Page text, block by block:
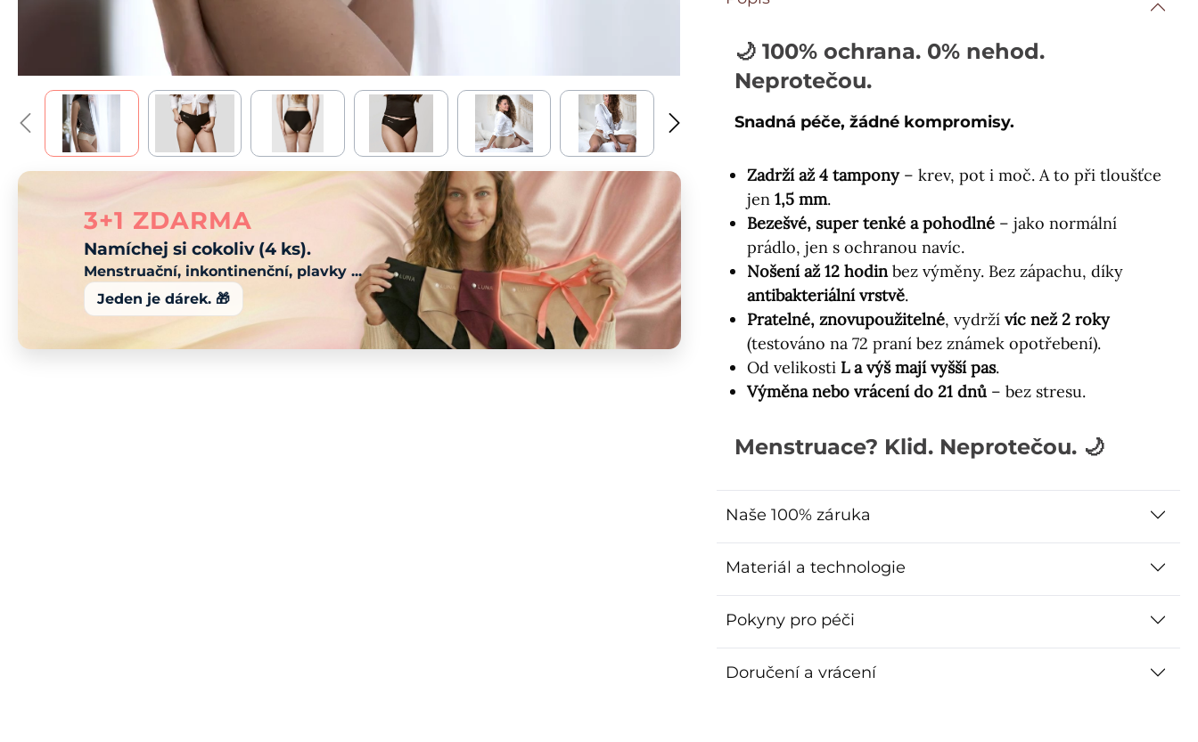
3+1 ZDARMA
Namíchej si cokoliv (4 ks).
Menstruační, inkontinenční, plavky ...
Jeden je dárek. 🎁
🌙 100% ochrana. 0% nehod.
Neprotečou.
Snadná péče, žádné kompromisy.
Zadrží až 4 tampony– krev, pot i moč. A to při tloušťce
jen 1,5 mm.
Bezešvé, super tenké a pohodlné – jako normální
prádlo, jen s ochranou navíc.
Nošení až 12 hodinbez výměny. Bez zápachu, díky
antibakteriální vrstvě.
Pratelné, znovupoužitelné, vydrží víc než 2 roky
(testováno na 72 praní bez známek opotřebení).
Od velikosti L a výš mají vyšší pas.
Výměna nebo vrácení do 21 dnů – bez stresu.
Menstruace? Klid. Neprotečou. 🌙
Naše 100% záruka
Materiál a technologie
Pokyny pro péči
Doručení a vrácení